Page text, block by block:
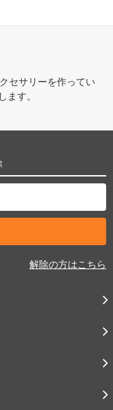
セサリーを作ってい
ます。
解除の方はこちら